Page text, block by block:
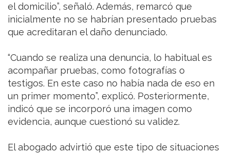
el domicilio”, señaló. Además, remarcó que
inicialmente no se habrían presentado pruebas
que acreditaran el daño denunciado.
“Cuando se realiza una denuncia, lo habitual es
acompañar pruebas, como fotografías o
testigos. En este caso no había nada de eso en
un primer momento”, explicó. Posteriormente,
indicó que se incorporó una imagen como
evidencia, aunque cuestionó su validez.
El abogado advirtió que este tipo de situaciones